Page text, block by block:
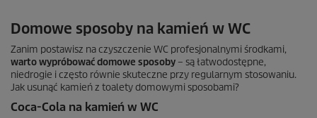
Domowe sposoby na kamień w WC
Zanim postawisz na czyszczenie WC profesjonalnymi środkami,
warto wypróbować domowe sposoby – są łatwodostępne,
niedrogie i często równie skuteczne przy regularnym stosowaniu.
Jak usunąć kamień z toalety domowymi sposobami?
Coca-Cola na kamień w WC